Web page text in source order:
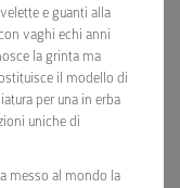
e guanti alla
vaghi echi anni
la grinta ma
il modello di
per una in erba
uniche di
messo al mondo la